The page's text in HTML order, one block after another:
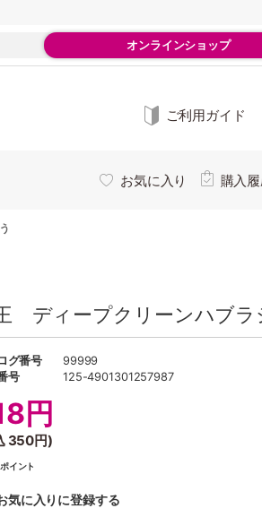
オンラインショップ
ご利用ガイド
お気に入り 購入
ディープクリーンハブ
グ番号
99999
号
125-4901301257987
円
350円)
ポイント
気に入りに登録する